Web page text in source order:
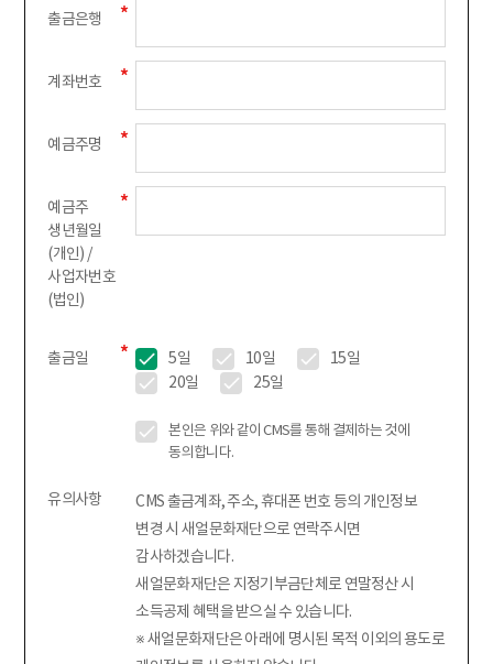
출금은행
계좌번호
예금주명
예금주
생년월일
(개인) /
사업자번호
(법인)
출금일 5일 10일
15일
20일
25일
본인은 위와 같이 CMS를 통해 결제하는 것에
동의합니다.
유의사항
CMS 출금계좌, 주소, 휴대폰 번호 등의 개인정보
변경 시 새얼문화재단으로 연락주시면
감사하겠습니다.
새얼문화재단은 지정기부금단체로 연말정산 시
소득공제 혜택을 받으실 수 있습니다.
※ 새얼문화재단은 아래에 명시된 목적 이외의 용도로